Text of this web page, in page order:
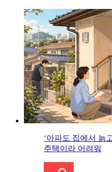
‘아파도 집에서 늙
주택이라 어려워